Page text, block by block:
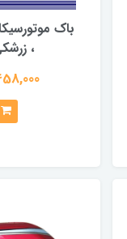
باک
،
3,458,000